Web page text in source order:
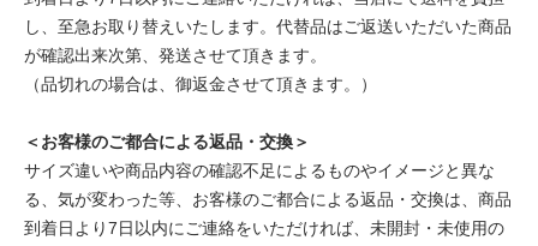
し、至急お取り替えいたします。代替品はご返送いただいた商品
が確認出来次第、発送させて頂きます。
（品切れの場合は、御返金させて頂きます。）
＜お客様のご都合による返品・交換＞
サイズ違いや商品内容の確認不足によるものやイメージと異な
る、気が変わった等、お客様のご都合による返品・交換は、商品
到着日より7日以内にご連絡をいただければ、未開封・未使用の